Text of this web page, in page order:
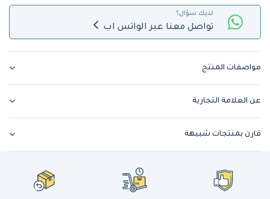
لديك سؤال؟
تواصل معنا عبر الواتس اب
مواصفات المنتج
عن العلامة التجارية
قارن بمنتجات شبيهة